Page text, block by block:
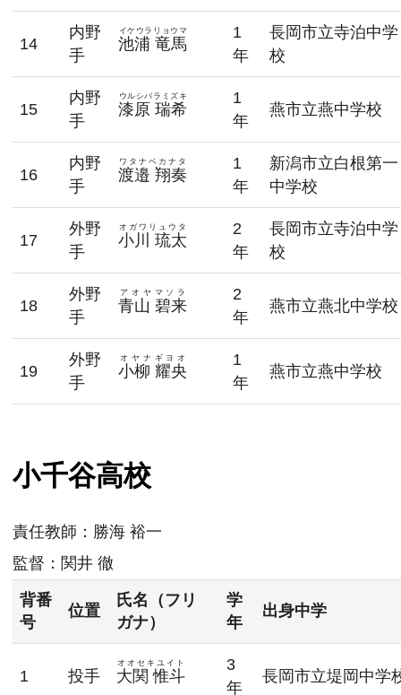
14
内野
手
池浦 竜馬
イケウラリョウマ
1
年
長岡市立寺泊中学
校
15
内野
手
漆原 瑞希
ウルシバラミズキ
1
年
燕市立燕中学校
16
内野
手
渡邉 翔奏
ワタナベカナタ
1
年
新潟市立白根第一
中学校
17
外野
手
小川 琉太
オガワリュウタ
2
年
長岡市立寺泊中学
校
18
外野
手
青山 碧来
アオヤマソラ
2
年
燕市立燕北中学校
19
外野
手
小柳 耀央
オヤナギヨオ
1
年
燕市立燕中学校
小千谷高校
責任教師： 勝海 裕一
監督： 関井 徹
背番
号
位置
氏名（フリ
ガナ）
学
年
出身中学
1 投手 大関 惟斗
オオセキユイト
3
年
長岡市立堤岡中学